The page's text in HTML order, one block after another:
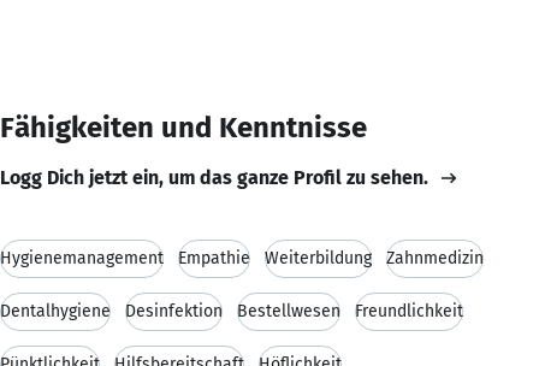
Fähigkeiten und Kenntnisse
Logg Dich jetzt ein, um das ganze Profil zu sehen.
Hygienemanagement Empathie Weiterbildung Zahnmedizin
Dentalhygiene Desinfektion Bestellwesen Freundlichkeit